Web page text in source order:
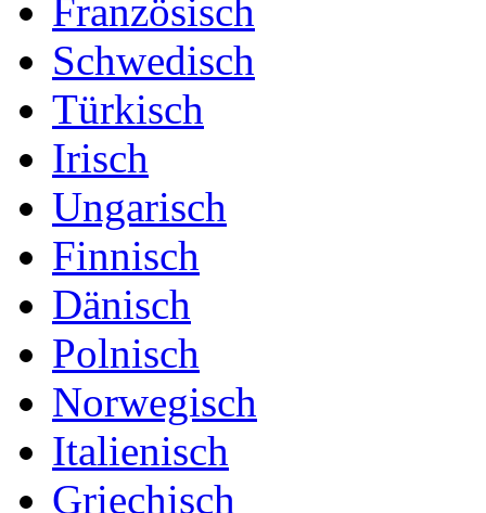
Französisch
Schwedisch
Türkisch
Irisch
Ungarisch
Finnisch
Dänisch
Polnisch
Norwegisch
Italienisch
Griechisch